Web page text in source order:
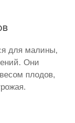
для малины,
Они
плодов,